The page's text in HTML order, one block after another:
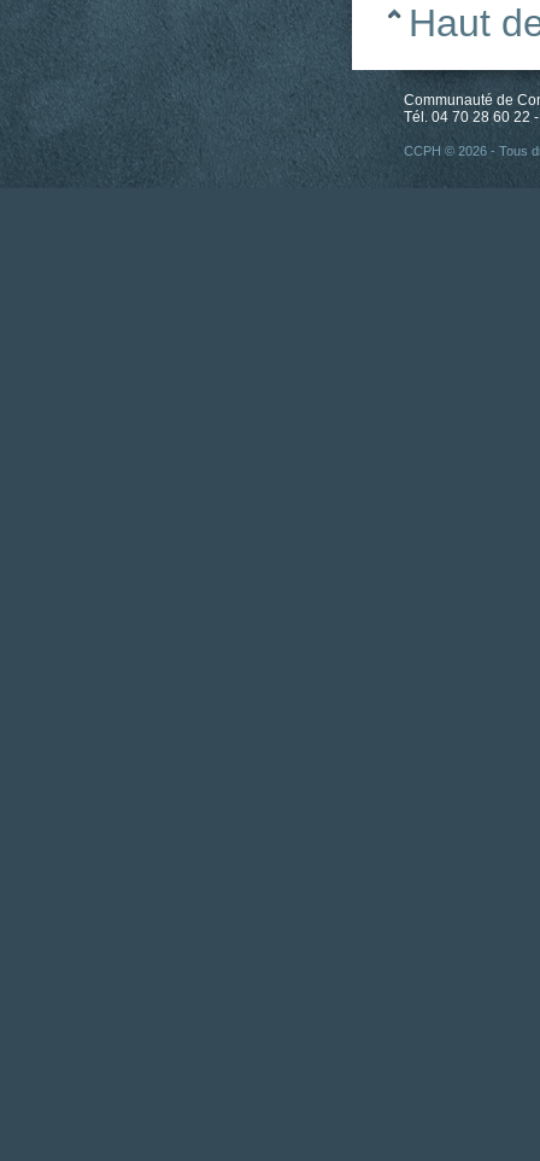
Haut
Communauté de
Tél. 04 70 28 60 22
CCPH © 2026 - Tous